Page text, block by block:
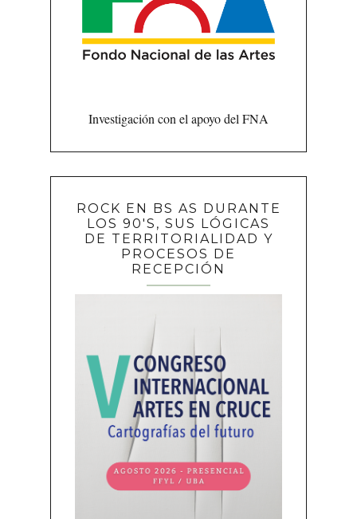
Investigación con el apoyo del FNA
ROCK EN BS AS DURANTE
LOS 90'S, SUS LÓGICAS
DE TERRITORIALIDAD Y
PROCESOS DE
RECEPCIÓN